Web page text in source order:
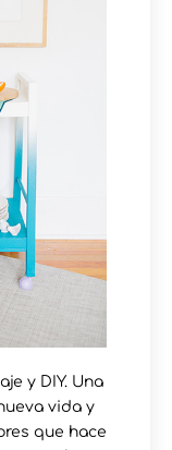
y DIY. Una
vida y
que hace